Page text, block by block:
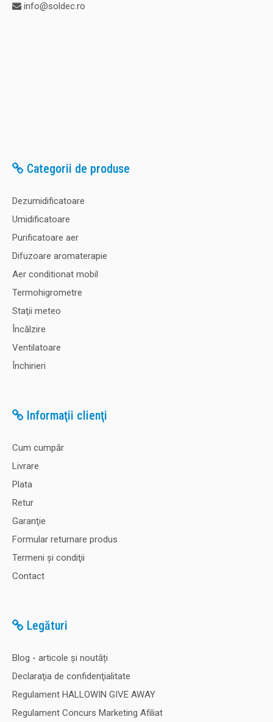
info@soldec.ro
Categorii de produse
Dezumidificatoare
Umidificatoare
Purificatoare aer
Difuzoare aromaterapie
Aer conditionat mobil
Termohigrometre
Staţii meteo
Încălzire
Ventilatoare
Închirieri
Informaţii clienţi
Cum cumpăr
Livrare
Plata
Retur
Garanţie
Formular returnare produs
Termeni şi condiţii
Contact
Legături
Blog - articole și noutăți
Declaraţia de confidenţialitate
Regulament HALLOWIN GIVE AWAY
Regulament Concurs Marketing Afiliat